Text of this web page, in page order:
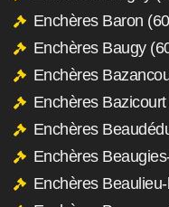
Enchères Baron
Enchères Baugy
Enchères
Enchères
Enchères
Enchères
Enchères